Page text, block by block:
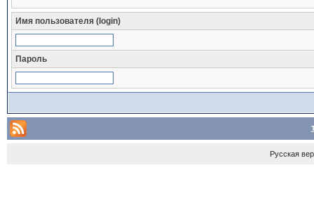
Имя пользователя (login)
Пароль
Русская